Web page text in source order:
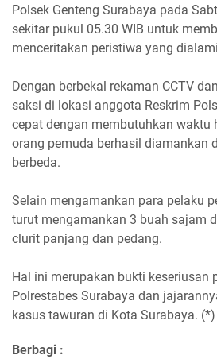
Polsek Genteng Surabaya pada
sekitar pukul 05.30 WIB untuk
menceritakan peristiwa yang
Dengan berbekal rekaman CCTV
saksi di lokasi anggota Reskrim
cepat dengan membutuhkan waktu
orang pemuda berhasil diamankan
berbeda.
Selain mengamankan para pelaku
turut mengamankan 3 buah sajam
clurit panjang dan pedang.
Hal ini merupakan bukti keseriusan
Polrestabes Surabaya dan
kasus tawuran di Kota Surabaya. (*)
Berbagi :